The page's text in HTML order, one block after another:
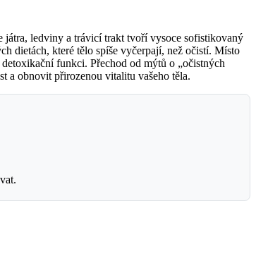
játra, ledviny a trávicí trakt tvoří vysoce sofistikovaný
dietách, které tělo spíše vyčerpají, než očistí. Místo
funkci. Přechod od mýtů o „očistných
a obnovit přirozenou vitalitu vašeho těla.